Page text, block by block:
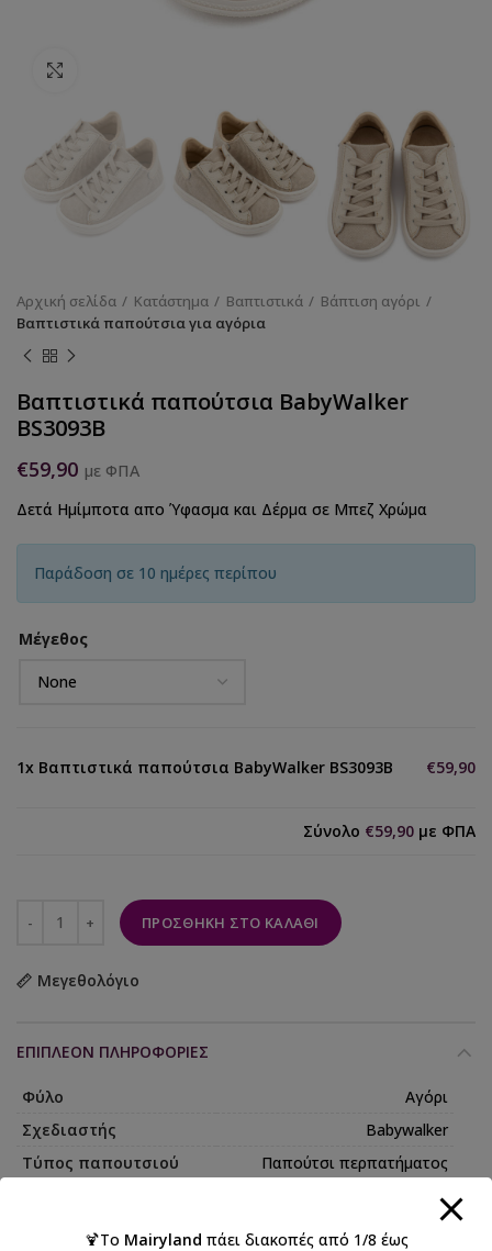
Αρχική σελίδα Κατάστημα Βαπτιστικά
Βάπτιση αγόρι
Βαπτιστικά παπούτσια για αγόρια
Βαπτιστικά παπούτσια BabyWalker
BS3093B
€59,90 με ΦΠΑ
Δετά Ημίμποτα απο Ύφασμα και Δέρμα σε Μπεζ Χρώμα
Παράδοση σε 10 ημέρες περίπου
Μέγεθος
1x Βαπτιστικά παπούτσια BabyWalker BS3093B €59,90
Σύνολο €59,90 με ΦΠΑ
ΠΡΟΣΘΉΚΗ ΣΤΟ ΚΑΛΆΘΙ
Μεγεθολόγιο
ΕΠΙΠΛΈΟΝ ΠΛΗΡΟΦΟΡΊΕΣ
Φύλο
Αγόρι
Σχεδιαστής
Babywalker
Τύπος παπουτσιού
Παπούτσι περπατήματος
🍹Το Mairyland πάει διακοπές από 1/8 έως